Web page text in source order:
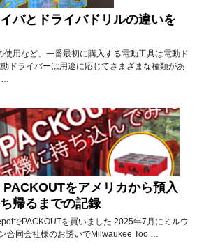
バとドライバドリルの違いを
使用など、一番最初に購入する電動工具は電動ド
ドライバーは用途に応じてさまざまな種類があ
…
PACKOUTをアメリカから預入
帰るまでの記録
でPACKOUTを買いました 2025年7月にミルウ
合同会社様のお誘いでMilwaukee Too …